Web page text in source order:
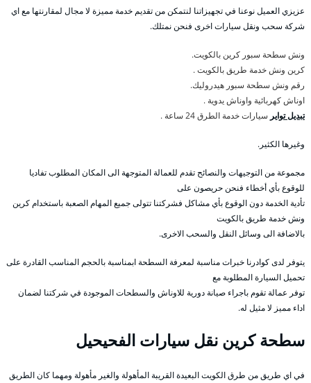
عزيزي العميل نوعنا في تجهيزاتنا لنتمكن من تقديم خدمة مميزة لا مجال لمقارنتها مع اي
شركة سحب ونقل سيارات اخرى فنحن نمتلك.
ونش سطحة سبور كرين بالكويت.
كرين ونش خدمة طريق بالكويت .
رقم ونش سطحة سبور هيدروليك.
اوناش كهربائية واوناش يدوية .
تبديل تواير سيارات خدمة الطرق 24 ساعة .
وغيرها الكثير.
مجموعة من التوجيهات والنصائح تقدم للعمالة المتوجهة الى المكان المطلوب تفاديا
للوقوع بأي أخطاء فنحن حريصون على
تأدية الخدمة دون الوقوع بأي مشاكل فشركتنا تتولى جميع المهام الصعبة باستخدام كرين
ونش خدمة طريق بالكويت
بالاضافة الى وسائل النقل والسحب الاخرى.
يتوفر لدى كوادرنا خبرات مناسبة لمعرفة السطحة ابمناسبة بالحجم المناسب القادرة على
تحميل السيارة المطلوبة مع
توفر عمالة تقوم باجراء صيانة دورية للاوناش والسطحات الموجودة في شركتنا لضمان
اداء مميز لا مثيل له.
سطحة كرين نقل سيارات الفحيحيل
في اي طريق من طرق الكويت البعيدة القريبة المأهولة والغير مأهولة ومهما كان الطريق